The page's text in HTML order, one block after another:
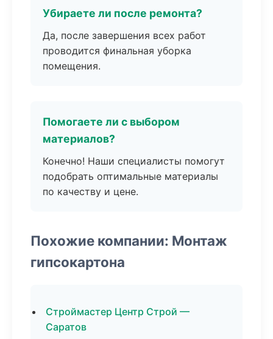
Убираете ли после ремонта?
Да, после завершения всех работ
проводится финальная уборка
помещения.
Помогаете ли с выбором
материалов?
Конечно! Наши специалисты помогут
подобрать оптимальные материалы
по качеству и цене.
Похожие компании: Монтаж
гипсокартона
Строймастер Центр Строй —
Саратов